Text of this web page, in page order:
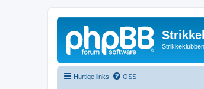
Hurtige links OSS